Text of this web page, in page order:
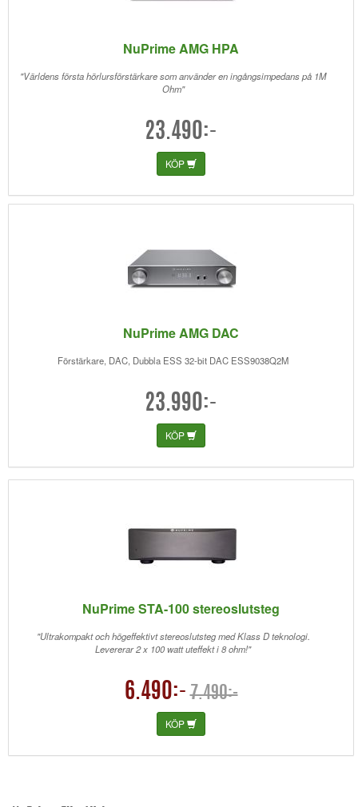
NuPrime AMG HPA
"Världens första hörlursförstärkare som använder en ingångsimpedans på 1M
Ohm"
23.490:-
KÖP
NuPrime AMG DAC
Förstärkare, DAC, Dubbla ESS 32-bit DAC ESS9038Q2M
23.990:-
KÖP
NuPrime STA-100 stereoslutsteg
"Ultrakompakt och högeffektivt stereoslutsteg med Klass D teknologi.
Levererar 2 x 100 watt uteffekt i 8 ohm!"
6.490:- 7.490:-
KÖP